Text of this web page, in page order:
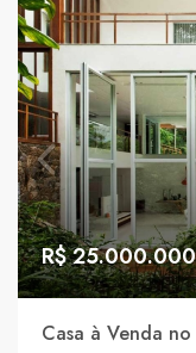
R$
Casa à Venda